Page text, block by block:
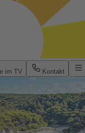
im TV Kontakt